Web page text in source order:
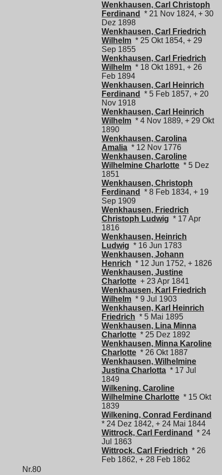
Wenkhausen, Carl Christoph
Ferdinand
* 21 Nov 1824, + 30
Dez 1898
Wenkhausen, Carl Friedrich
Wilhelm * 25 Okt 1854, + 29
Sep 1855
Wenkhausen, Carl Friedrich
Wilhelm * 18 Okt 1891, + 26
Feb 1894
Wenkhausen, Carl Heinrich
Ferdinand
* 5 Feb 1857, + 20
Nov 1918
Wenkhausen, Carl Heinrich
Wilhelm * 4 Nov 1889, + 29 Okt
1890
Wenkhausen, Carolina
Amalia * 12 Nov 1776
Wenkhausen, Caroline
Wilhelmine Charlotte * 5 Dez
1851
Wenkhausen, Christoph
Ferdinand
* 8 Feb 1834, + 19
Sep 1909
Wenkhausen, Friedrich
Christoph Ludwig * 17 Apr
1816
Wenkhausen, Heinrich
Ludwig * 16 Jun 1783
Wenkhausen, Johann
Henrich * 12 Jun 1752, + 1826
Wenkhausen, Justine
Charlotte + 23 Apr 1841
Wenkhausen, Karl Friedrich
Wilhelm * 9 Jul 1903
Wenkhausen, Karl Heinrich
Friedrich * 5 Mai 1895
Wenkhausen, Lina Minna
Charlotte * 25 Dez 1892
Wenkhausen, Minna Karoline
Charlotte * 26 Okt 1887
Wenkhausen, Wilhelmine
Justina Charlotta * 17 Jul
1849
Wilkening, Caroline
Wilhelmine Charlotte * 15 Okt
1839
Wilkening, Conrad Ferdinand
* 24 Dez 1842, + 24 Mai 1844
Wittrock, Carl Ferdinand
* 24
Jul 1863
Wittrock, Carl Friedrich * 26
Feb 1862, + 28 Feb 1862
Nr.80